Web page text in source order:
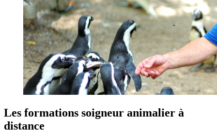
Les formations soigneur animalier à
distance